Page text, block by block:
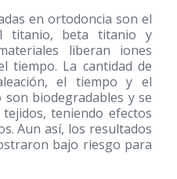
en ortodoncia son el
titanio, beta titanio y
liberan iones
tiempo. La cantidad de
el tiempo y el
biodegradables y se
teniendo efectos
Aun así, los resultados
bajo riesgo para